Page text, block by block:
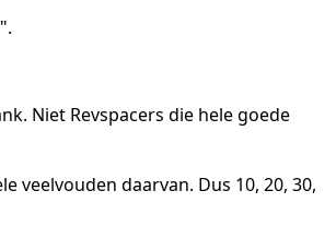
Niet Revspacers die hele goede
veelvouden daarvan. Dus 10, 20, 30,